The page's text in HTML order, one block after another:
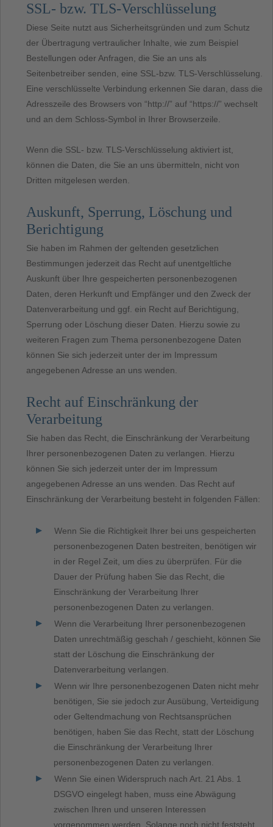
SSL- bzw. TLS-Verschlüsselung
Diese Seite nutzt aus Sicherheitsgründen und zum Schutz
der Übertragung vertraulicher Inhalte, wie zum Beispiel
Bestellungen oder Anfragen, die Sie an uns als
Seitenbetreiber senden, eine SSL-bzw. TLS-Verschlüsselung.
Eine verschlüsselte Verbindung erkennen Sie daran, dass die
Adresszeile des Browsers von “http://” auf “https://” wechselt
und an dem Schloss-Symbol in Ihrer Browserzeile.
Wenn die SSL- bzw. TLS-Verschlüsselung aktiviert ist,
können die Daten, die Sie an uns übermitteln, nicht von
Dritten mitgelesen werden.
Auskunft, Sperrung, Löschung und
Berichtigung
Sie haben im Rahmen der geltenden gesetzlichen
Bestimmungen jederzeit das Recht auf unentgeltliche
Auskunft über Ihre gespeicherten personenbezogenen
Daten, deren Herkunft und Empfänger und den Zweck der
Datenverarbeitung und ggf. ein Recht auf Berichtigung,
Sperrung oder Löschung dieser Daten. Hierzu sowie zu
weiteren Fragen zum Thema personenbezogene Daten
können Sie sich jederzeit unter der im Impressum
angegebenen Adresse an uns wenden.
Recht auf Einschränkung der
Verarbeitung
Sie haben das Recht, die Einschränkung der Verarbeitung
Ihrer personenbezogenen Daten zu verlangen. Hierzu
können Sie sich jederzeit unter der im Impressum
angegebenen Adresse an uns wenden. Das Recht auf
Einschränkung der Verarbeitung besteht in folgenden Fällen:
Wenn Sie die Richtigkeit Ihrer bei uns gespeicherten
personenbezogenen Daten bestreiten, benötigen wir
in der Regel Zeit, um dies zu überprüfen. Für die
Dauer der Prüfung haben Sie das Recht, die
Einschränkung der Verarbeitung Ihrer
personenbezogenen Daten zu verlangen.
Wenn die Verarbeitung Ihrer personenbezogenen
Daten unrechtmäßig geschah / geschieht, können Sie
statt der Löschung die Einschränkung der
Datenverarbeitung verlangen.
Wenn wir Ihre personenbezogenen Daten nicht mehr
benötigen, Sie sie jedoch zur Ausübung, Verteidigung
oder Geltendmachung von Rechtsansprüchen
benötigen, haben Sie das Recht, statt der Löschung
die Einschränkung der Verarbeitung Ihrer
personenbezogenen Daten zu verlangen.
Wenn Sie einen Widerspruch nach Art. 21 Abs. 1
DSGVO eingelegt haben, muss eine Abwägung
zwischen Ihren und unseren Interessen
vorgenommen werden. Solange noch nicht feststeht,